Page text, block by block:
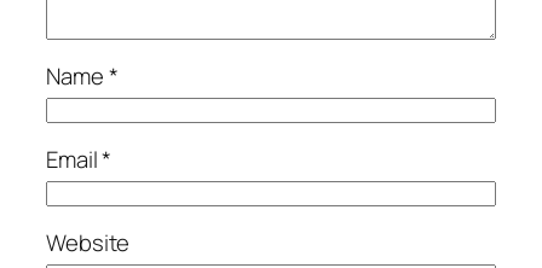
Name*
Email*
Website